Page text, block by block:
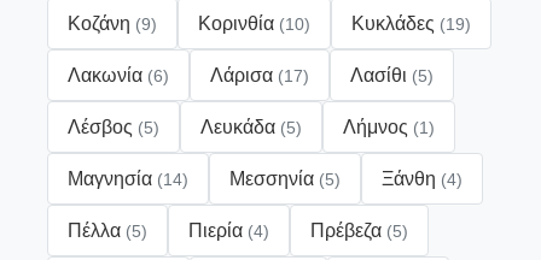
Κοζάνη (9) Κορινθία (10) Κυκλάδες (19)
Λακωνία (6) Λάρισα (17) Λασίθι (5)
Λέσβος (5) Λευκάδα (5) Λήμνος (1)
Μαγνησία (14) Μεσσηνία (5) Ξάνθη (4)
Πέλλα (5) Πιερία (4) Πρέβεζα (5)